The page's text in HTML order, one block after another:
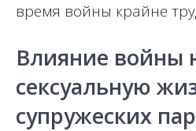
время войны крайне
Влияние войны
сексуальную
супружеских пар